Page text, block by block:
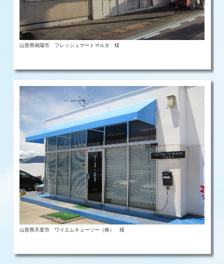
山形県南陽市 フレッシュマートマルタ 様
山形県天童市 ワイエムキューソー（株） 様